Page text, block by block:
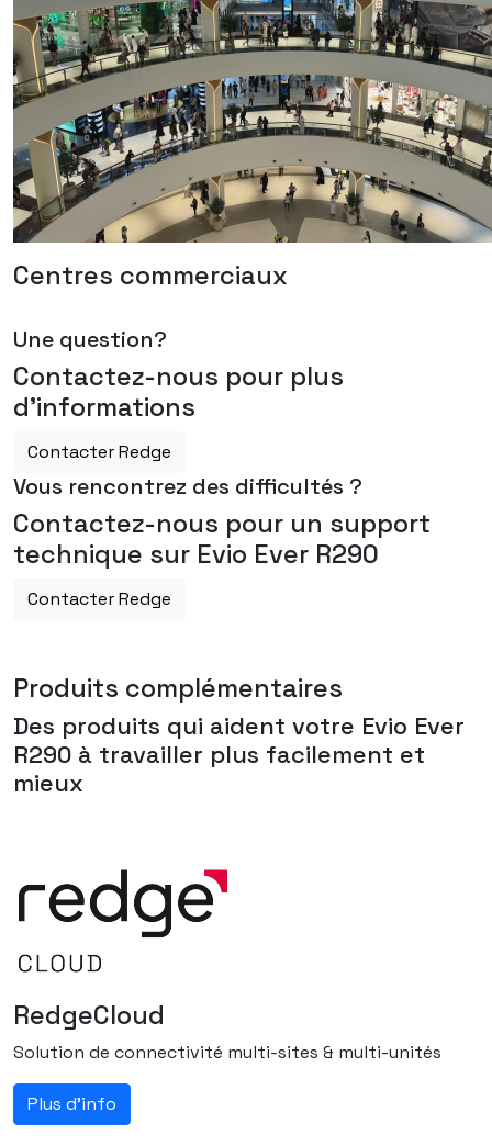
Centres commerciaux
Une question?
Contactez-nous pour plus
d'informations
Contacter Redge
Vous rencontrez des difficultés ?
Contactez-nous pour un support
technique sur Evio Ever R290
Contacter Redge
Produits complémentaires
Des produits qui aident votre Evio Ever
R290 à travailler plus facilement et
mieux
RedgeCloud
Solution de connectivité multi-sites & multi-unités
Plus d'info